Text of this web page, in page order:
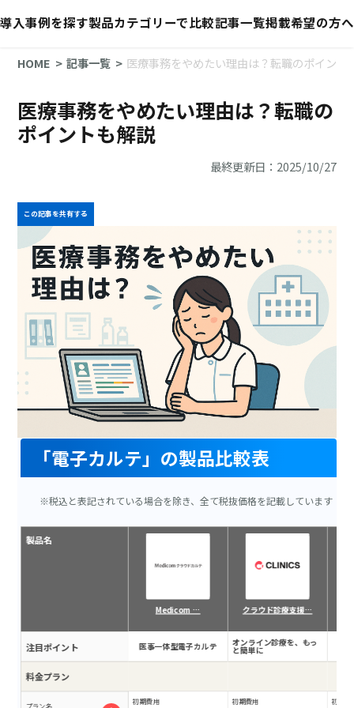
導入事例を探す製品カテゴリーで比較記事一覧掲載希望の方へ
HOME 記事一覧 医療事務をやめたい理由は？転職のポイント
医療事務をやめたい理由は？転職の
ポイントも解説
最終更新日：2025/10/27
この記事を共有する
「電子カルテ」の製品比較表
※税込と表記されている場合を除き、全て税抜価格を記載しています
製品名
注目ポイント
料金プラン
プラン名
Medicom …
医事一体型電子カルテ
初期費用
クラウド診療支援…
オンライン診療を、もっ
と簡単に
初期費用 初期費